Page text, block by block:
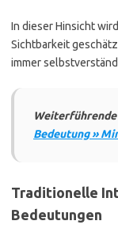
In dieser Hinsicht
Sichtbarkeit
immer
Bedeutung »
Traditionelle
Bedeutungen